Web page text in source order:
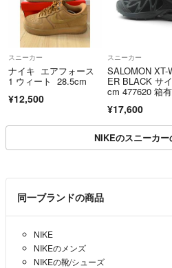
スニーカー
ナイキ エアフォース
1 ウィート 28.5cm
¥12,500
スニーカー
SALOMON XT-
ER BLACK サ
cm 477620 箱有
¥17,600
NIKEのスニーカ
同一ブランドの商品
NIKE
NIKEのメンズ
NIKEの靴/シューズ